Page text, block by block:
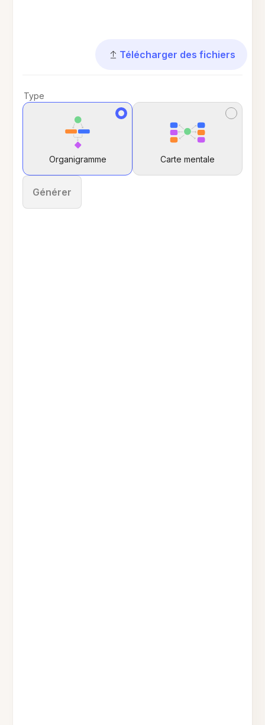
Télécharger des fichiers
Type
Organigramme Carte mentale
Générer